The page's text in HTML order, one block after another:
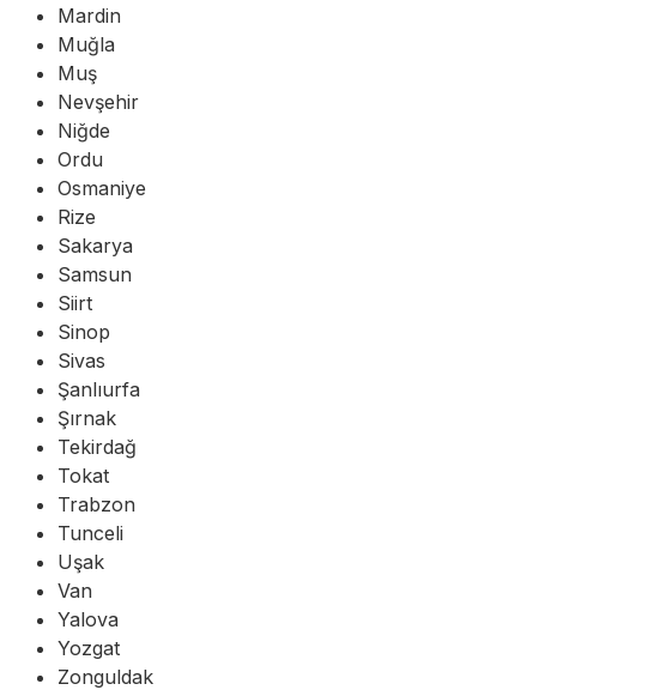
Mardin
Muğla
Muş
Nevşehir
Niğde
Ordu
Osmaniye
Rize
Sakarya
Samsun
Siirt
Sinop
Sivas
Şanlıurfa
Şırnak
Tekirdağ
Tokat
Trabzon
Tunceli
Uşak
Van
Yalova
Yozgat
Zonguldak